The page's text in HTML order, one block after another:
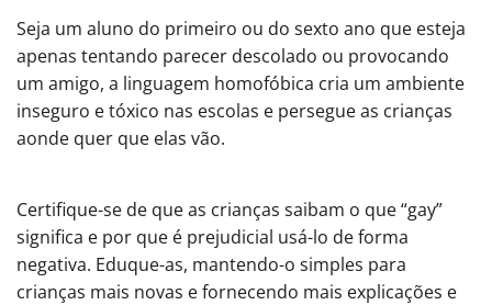
Seja um aluno do primeiro ou do sexto ano que esteja
apenas tentando parecer descolado ou provocando
um amigo, a linguagem homofóbica cria um ambiente
inseguro e tóxico nas escolas e persegue as crianças
aonde quer que elas vão.
Certifique-se de que as crianças saibam o que “gay”
significa e por que é prejudicial usá-lo de forma
negativa. Eduque-as, mantendo-o simples para
crianças mais novas e fornecendo mais explicações e